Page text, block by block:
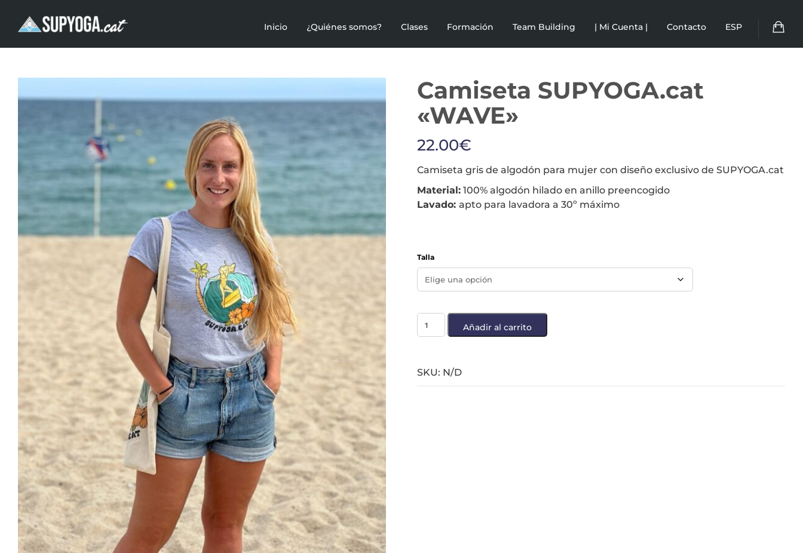
Inicio ¿Quiénes somos? Clases Formación Team Building | Mi Cuenta | Contacto ESP
Camiseta SUPYOGA.cat
«WAVE»
22.00€
Camiseta gris de algodón para mujer con diseño exclusivo de SUPYOGA.cat
Material:100% algodón hilado en anillo preencogido
Lavado: apto para lavadora a 30º máximo
Talla
Añadir al carrito
SKU: N/D